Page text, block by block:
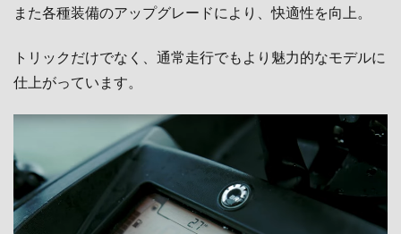
また各種装備のアップグレードにより、快適性を向上。
トリックだけでなく、通常走行でもより魅力的なモデルに
仕上がっています。